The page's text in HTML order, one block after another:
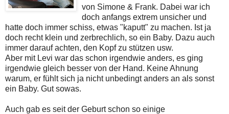
von Simone & Frank. Dabei war ich
doch anfangs extrem unsicher und
hatte doch immer schiss, etwas "kaputt" zu machen. Ist ja
doch recht klein und zerbrechlich, so ein Baby. Dazu auch
immer darauf achten, den Kopf zu stützen usw.
Aber mit Levi war das schon irgendwie anders, es ging
irgendwie gleich besser von der Hand. Keine Ahnung
warum, er fühlt sich ja nicht unbedingt anders an als sonst
ein Baby. Gut sowas.
Auch gab es seit der Geburt schon so einige